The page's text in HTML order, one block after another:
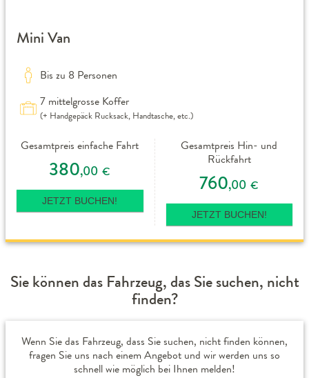
Mini Van
Bis zu 8 Personen
7 mittelgrosse Koffer
(+ Handgepäck Rucksack, Handtasche, etc.)
Gesamtpreis einfache Fahrt
380,00 €
JETZT BUCHEN!
Gesamtpreis Hin- und
Rückfahrt
760,00 €
JETZT BUCHEN!
Sie können das Fahrzeug, das Sie suchen, nicht
finden?
Wenn Sie das Fahrzeug, dass Sie suchen, nicht finden können,
fragen Sie uns nach einem Angebot und wir werden uns so
schnell wie möglich bei Ihnen melden!